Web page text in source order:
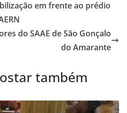
em frente ao prédio
do SAAE de São Gonçalo
do Amarante
também